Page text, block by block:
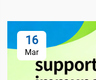
16
Mar